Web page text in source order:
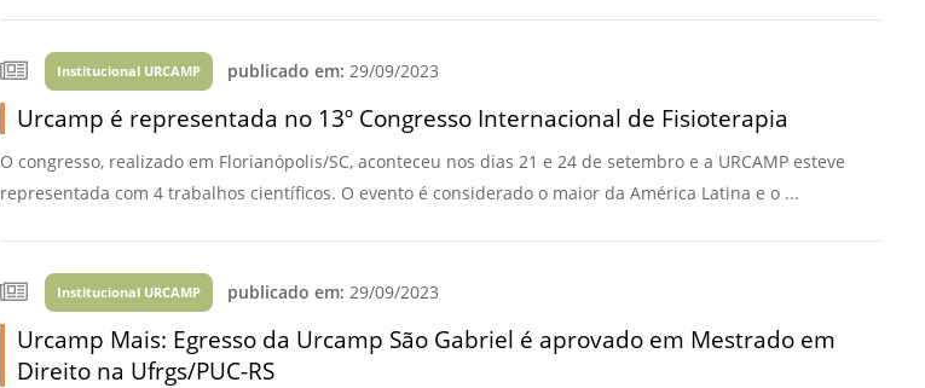
de Informática
Regimento
Institucional URCAMP
Institucional URCAMP publicado em: 29/09/2023
Urcamp é representada no 13º Congresso Internacional de Fisioterapia
O congresso, realizado em Florianópolis/SC, aconteceu nos dias 21 e 24 de setembro e a URCAMP esteve
representada com 4 trabalhos científicos. O evento é considerado o maior da América Latina e o ...
Institucional URCAMP publicado em: 29/09/2023
Urcamp Mais: Egresso da Urcamp São Gabriel é aprovado em Mestrado em
Direito na Ufrgs/PUC-RS